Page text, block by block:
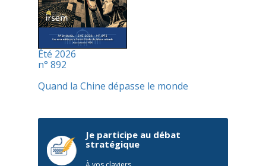
Été 2026
n° 892
Quand la Chine dépasse le monde
Je participe au débat
stratégique